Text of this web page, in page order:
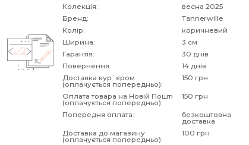
Колекція:
весна 2025
Бренд:
Tannerwille
Колір:
коричневий
Ширина:
3 см
Гарантія:
30 днів
Повернення:
14 днів
Доставка кур`єром
(оплачується попередньо):
150 грн
Оплата товара на Новій Пошті
(оплачується попередньо):
150 грн
Попередня оплата: безкоштовна
доставка
Доставка до магазину
(оплачується попередньо):
100 грн